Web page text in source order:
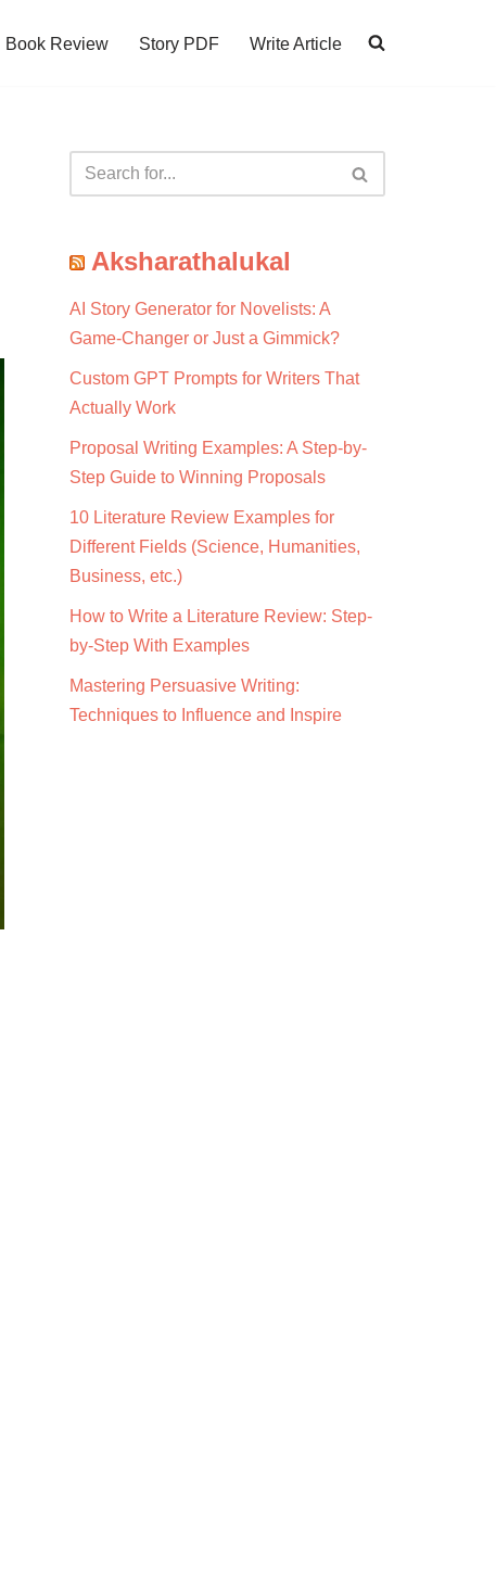
Book Review Story PDF Write Article
Aksharathalukal
AI Story Generator for Novelists: A
Game-Changer or Just a Gimmick?
Custom GPT Prompts for Writers That
Actually Work
Proposal Writing Examples: A Step-by-
Step Guide to Winning Proposals
10 Literature Review Examples for
Different Fields (Science, Humanities,
Business, etc.)
How to Write a Literature Review: Step-
by-Step With Examples
Mastering Persuasive Writing:
Techniques to Influence and Inspire